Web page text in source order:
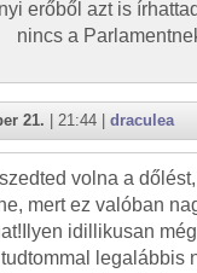
erőből azt is
nincs a
21. | 21:44 | draculea
volna a
mert ez valóban
idillikusan
legalábbis